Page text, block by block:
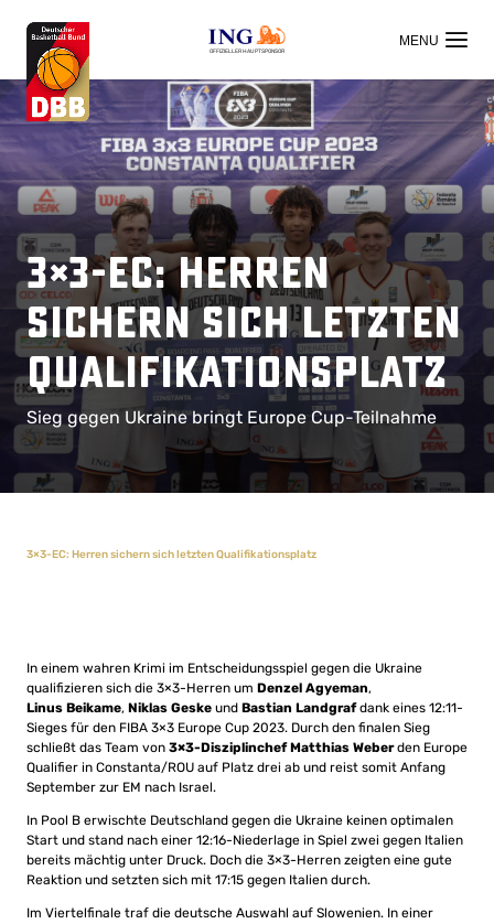
OFFIZIELLER HAUPTSPONSOR
3×3-EC: Herren
sichern sich letzten
Qualifikationsplatz
Sieg gegen Ukraine bringt Europe Cup-Teilnahme
3×3-EC: Herren sichern sich letzten Qualifikationsplatz
In einem wahren Krimi im Entscheidungsspiel gegen die Ukraine
qualifizieren sich die 3×3-Herren um Denzel Agyeman,
Linus Beikame, Niklas Geske und Bastian Landgrafdank eines 12:11-
Sieges für den FIBA 3×3 Europe Cup 2023. Durch den finalen Sieg
schließt das Team von 3×3-Disziplinchef Matthias Weberden Europe
Qualifier in Constanta/ROU auf Platz drei ab und reist somit Anfang
September zur EM nach Israel.
In Pool B erwischte Deutschland gegen die Ukraine keinen optimalen
Start und stand nach einer 12:16-Niederlage in Spiel zwei gegen Italien
bereits mächtig unter Druck. Doch die 3×3-Herren zeigten eine gute
Reaktion und setzten sich mit 17:15 gegen Italien durch.
Im Viertelfinale traf die deutsche Auswahl auf Slowenien. In einer